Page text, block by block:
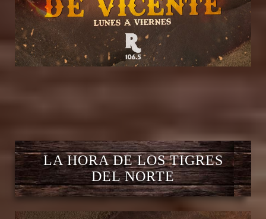
LA HORA DE LOS TIGRES
DEL NORTE